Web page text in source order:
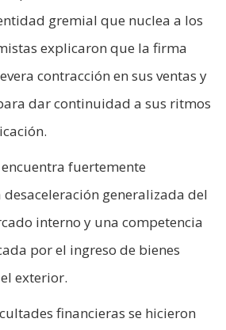
gremial que nuclea a los
explicaron que la firma
contracción en sus ventas y
dar continuidad a sus ritmos
fuertemente
generalizada del
interno y una competencia
por el ingreso de bienes
exterior.
financieras se hicieron